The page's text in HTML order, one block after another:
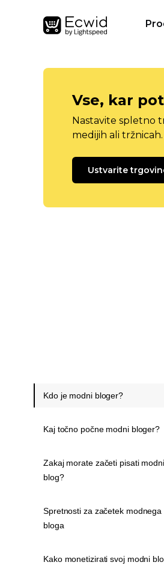
Vse, kar
Nastavite spletno
medijih ali tržnicah.
Ustvarite
Kdo je modni bloger?
Kaj točno počne modni bloger?
Zakaj morate začeti pisati modni
blog?
Spretnosti za začetek modnega
bloga
Kako monetizirati svoj modni